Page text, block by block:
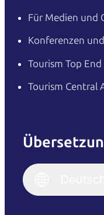
Für Medien und
Konferenzen
Tourism Top End
Tourism Central